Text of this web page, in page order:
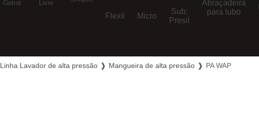
Getrat
Livre
Flexil Micro
Sub:
Presil
Abraçadeira
para tubo
Linha Lavador de alta pressão ❱ Mangueira de alta pressão ❱ PA WAP